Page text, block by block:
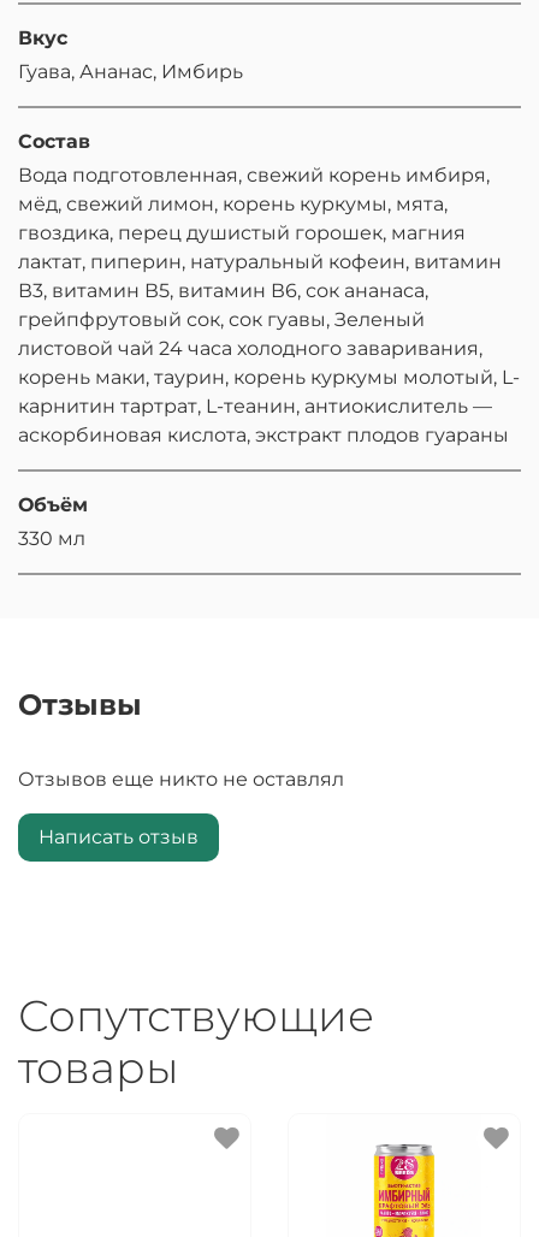
Вкус
Гуава, Ананас, Имбирь
Состав
Вода подготовленная, свежий корень имбиря,
мёд, свежий лимон, корень куркумы, мята,
гвоздика, перец душистый горошек, магния
лактат, пиперин, натуральный кофеин, витамин
В3, витамин В5, витамин В6, сок ананаса,
грейпфрутовый сок, сок гуавы, Зеленый
листовой чай 24 часа холодного заваривания,
корень маки, таурин, корень куркумы молотый, L-
карнитин тартрат, L-теанин, антиокислитель —
аскорбиновая кислота, экстракт плодов гуараны
Объём
330 мл
Отзывы
Отзывов еще никто не оставлял
Написать отзыв
Сопутствующие
товары